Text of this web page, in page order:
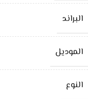
البراند
الموديل
النوع